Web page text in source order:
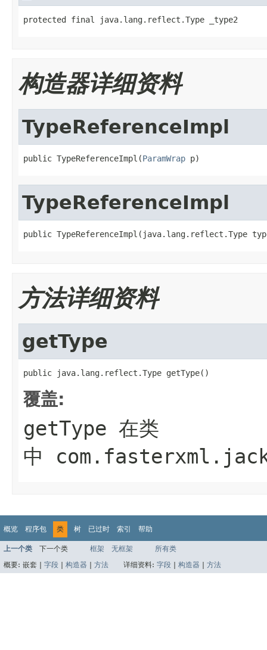
protected final java.lang.reflect.Type _type2
构造器详细资料
TypeReferenceImpl
public TypeReferenceImpl(ParamWrap p)
TypeReferenceImpl
public TypeReferenceImpl(java.lang.reflect.Type
方法详细资料
getType
public java.lang.reflect.Type getType()
覆盖:
getType 在类
中
概览 程序包 类 树 已过时 索引 帮助
上一个类 下一个类 框架 无框架
所有类
概要: 嵌套 | 字段 构造器 方法 详细资料: 字段 构造器 方法